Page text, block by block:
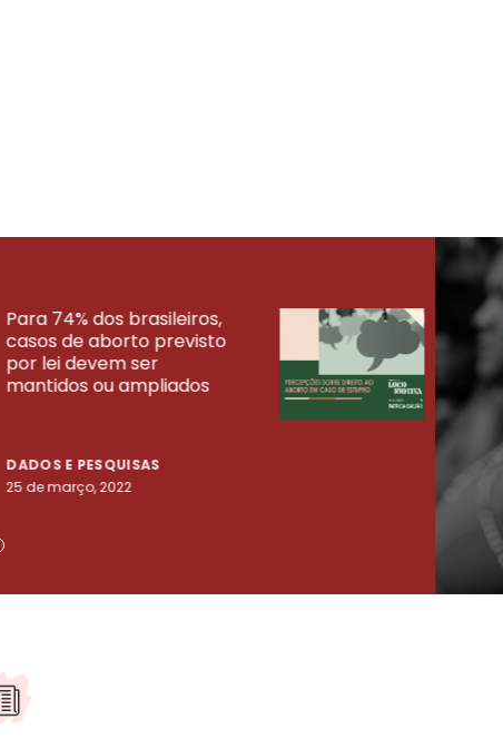
Para 74% dos brasileiros,
casos de aborto previsto
por lei devem ser
mantidos ou ampliados
DADOS E PESQUISAS
25 de março, 2022
23